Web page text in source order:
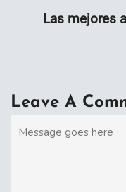
Las mejores
Leave A